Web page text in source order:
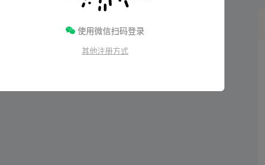
使用微信扫码登录
其他注册方式